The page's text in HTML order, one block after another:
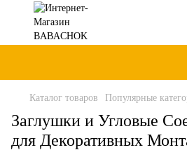
Каталог товаров Популярные
Заглушки и Угловые
для Декоративных